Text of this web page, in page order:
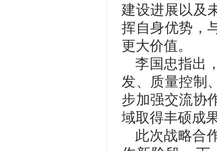
建设进展以及
挥自身优势，
更大价值。
李国忠指出
发、质量控制
步加强交流协
域取得丰硕成
此次战略合